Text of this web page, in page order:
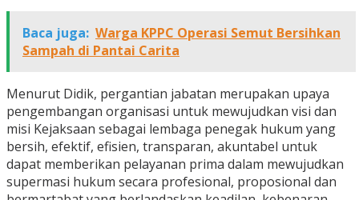
Baca juga: Warga KPPC Operasi Semut Bersihkan
Sampah di Pantai Carita
Menurut Didik, pergantian jabatan merupakan upaya
pengembangan organisasi untuk mewujudkan visi dan
misi Kejaksaan sebagai lembaga penegak hukum yang
bersih, efektif, efisien, transparan, akuntabel untuk
dapat memberikan pelayanan prima dalam mewujudkan
supermasi hukum secara profesional, proposional dan